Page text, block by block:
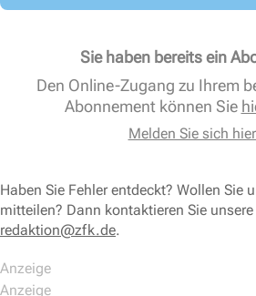
Sie haben bereits ein
Den Online-Zugang zu Ihrem
Abonnement können Sie
Melden Sie sich
Haben Sie Fehler entdeckt? Wollen Sie
mitteilen? Dann kontaktieren Sie
redaktion@zfk.de.